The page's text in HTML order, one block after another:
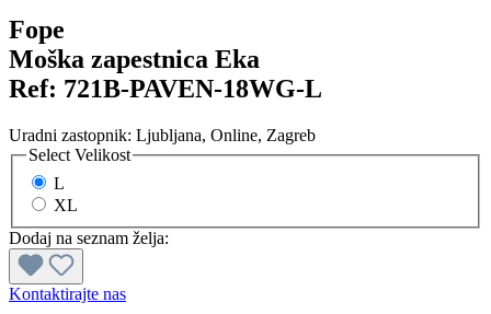
Fope
Moška zapestnica Eka
Ref: 721B-PAVEN-18WG-L
Uradni zastopnik: Ljubljana, Online, Zagreb
Select Velikost
L
XL
Dodaj na seznam želja:
Kontaktirajte nas